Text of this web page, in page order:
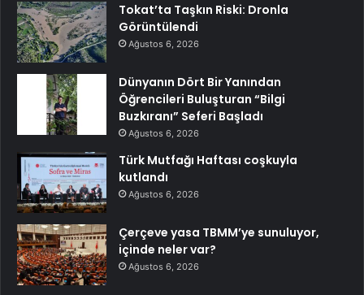
Tokat’ta Taşkın Riski: Dronla
Görüntülendi
Ağustos 6, 2026
Dünyanın Dört Bir Yanından
Öğrencileri Buluşturan “Bilgi
Buzkıranı” Seferi Başladı
Ağustos 6, 2026
Türk Mutfağı Haftası coşkuyla
kutlandı
Ağustos 6, 2026
Çerçeve yasa TBMM’ye sunuluyor,
içinde neler var?
Ağustos 6, 2026